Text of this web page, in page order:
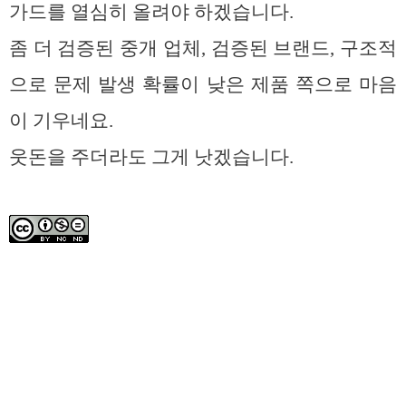
가드를 열심히 올려야 하겠습니다.
좀 더 검증된 중개 업체, 검증된 브랜드, 구조적
으로 문제 발생 확률이 낮은 제품 쪽으로 마음
이 기우네요.
웃돈을 주더라도 그게 낫겠습니다.